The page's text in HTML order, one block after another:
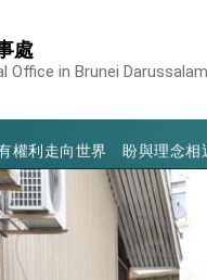
處
Office in Brunei Darussalam
灣經驗為亞太醫療照護發
權利走向世界 盼與理念相
國是訪問
、為國家邁出合作第一步